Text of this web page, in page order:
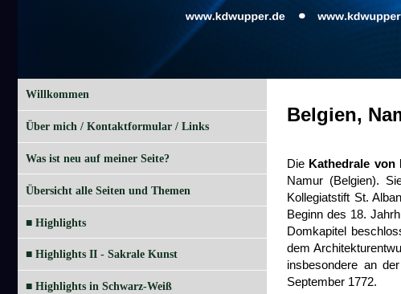
Willkommen
Über mich / Kontaktformular / Links
Was ist neu auf meiner Seite?
Übersicht alle Seiten und Themen
■ Highlights
■ Highlights II - Sakrale Kunst
■ Highlights in Schwarz-Weiß
Belgien,
Die Kathedrale von
Namur (Belgien).
Kollegiatstift St.
Beginn des 18.
Domkapitel
dem
insbesondere an
September 1772.